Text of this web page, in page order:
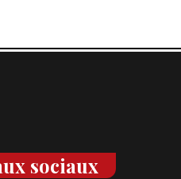
sociaux